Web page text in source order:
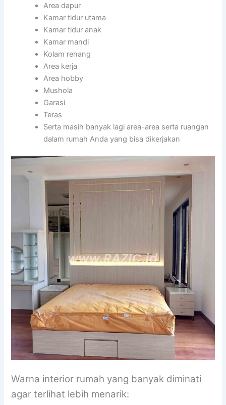
Area dapur
Kamar tidur utama
Kamar tidur anak
Kamar mandi
Kolam renang
Area kerja
Area hobby
Mushola
Garasi
Teras
Serta masih banyak lagi area-area serta ruangan
dalam rumah Anda yang bisa dikerjakan
Warna interior rumah yang banyak diminati
agar terlihat lebih menarik: